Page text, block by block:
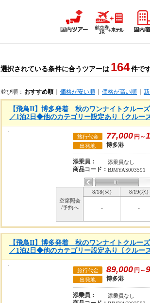
選択されている条件に合うツアーは 164 件で
並び順： おすすめ順 価格が安い順 価格が高い順
【飛鳥II】博多発着 秋のワンナイトクルー
／1泊2日◆他のカテゴリー設定あり〔クルーズ
旅行代金 77,000 円～
出発地 博多港
添乗員： 添乗員なし
商品コード： BJMYAS003591
空席照会
/予約へ
8/18(火) 8/19(水)
- -
【飛鳥II】博多発着 秋のワンナイトクルー
／1泊2日◆他のカテゴリー設定あり〔クルーズ
旅行代金 89,000 円～
出発地 博多港
添乗員： 添乗員なし